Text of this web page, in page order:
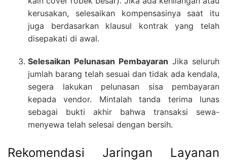
kerusakan, selesaikan kompensasinya saat itu
juga berdasarkan klausul kontrak yang telah
disepakati di awal.
Selesaikan Pelunasan Pembayaran Jika seluruh
jumlah barang telah sesuai dan tidak ada kendala,
segera lakukan pelunasan sisa pembayaran
kepada vendor. Mintalah tanda terima lunas
sebagai bukti akhir bahwa transaksi sewa-
menyewa telah selesai dengan bersih.
Rekomendasi Jaringan Layanan